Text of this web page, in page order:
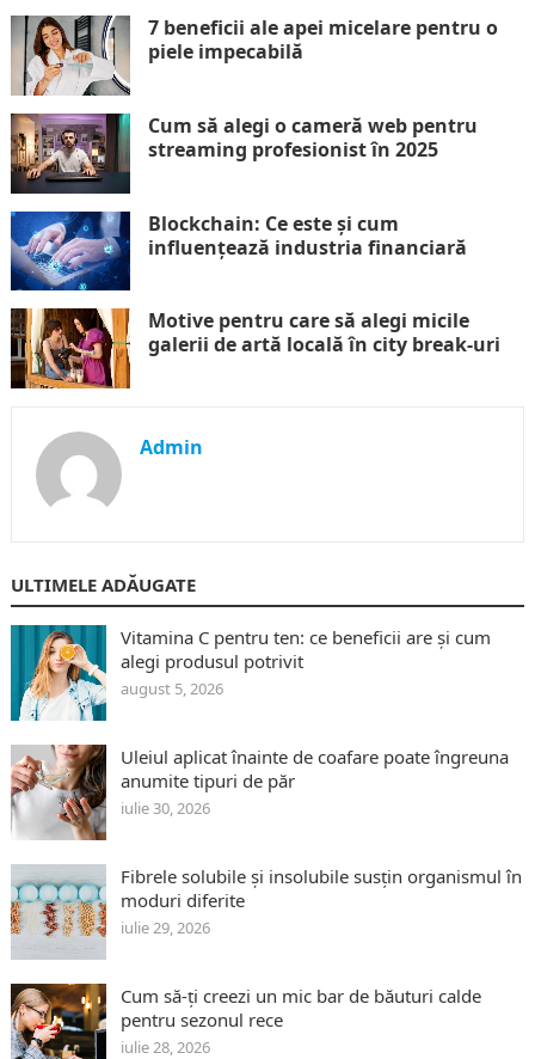
7 beneficii ale apei micelare pentru o
piele impecabilă
Cum să alegi o cameră web pentru
streaming profesionist în 2025
Blockchain: Ce este și cum
influențează industria financiară
Motive pentru care să alegi micile
galerii de artă locală în city break-uri
Admin
ULTIMELE ADĂUGATE
Vitamina C pentru ten: ce beneficii are și cum
alegi produsul potrivit
august 5, 2026
Uleiul aplicat înainte de coafare poate îngreuna
anumite tipuri de păr
iulie 30, 2026
Fibrele solubile și insolubile susțin organismul în
moduri diferite
iulie 29, 2026
Cum să-ți creezi un mic bar de băuturi calde
pentru sezonul rece
iulie 28, 2026